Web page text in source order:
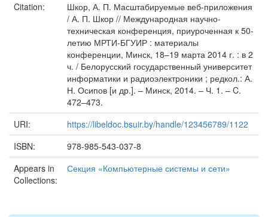
Citation:
Шкор, А. П. Масштабируемые веб-приложения
/ А. П. Шкор // Международная научно-
техническая конференция, приуроченная к 50-
летию МРТИ-БГУИР : материалы
конференции, Минск, 18–19 марта 2014 г. : в 2
ч. / Белорусский государственный университет
информатики и радиоэлектроники ; редкол.: А.
Н. Осипов [и др.]. – Минск, 2014. – Ч. 1. – C.
472–473.
URI:
https://libeldoc.bsuir.by/handle/123456789/1122
ISBN:
978-985-543-037-8
Appears in
Collections:
Секция «Компьютерные системы и сети»